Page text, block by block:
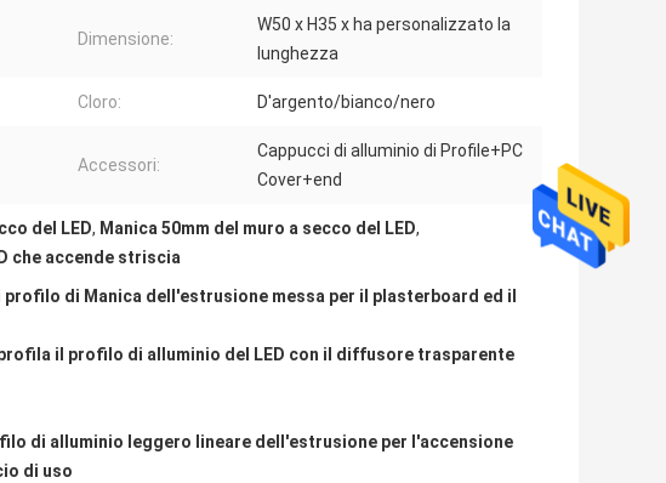
Dimensione:
W50 x H35 x ha personalizzato la
lunghezza
Cloro: D'argento/bianco/nero
Accessori:
Cappucci di alluminio di Profile+PC
Cover+end
del LED, Manica 50mm del muro a secco del LED,
che accende striscia
di Manica dell'estrusione messa per il plasterboard ed il
il profilo di alluminio del LED con il diffusore trasparente
di alluminio leggero lineare dell'estrusione per l'accensione
di uso